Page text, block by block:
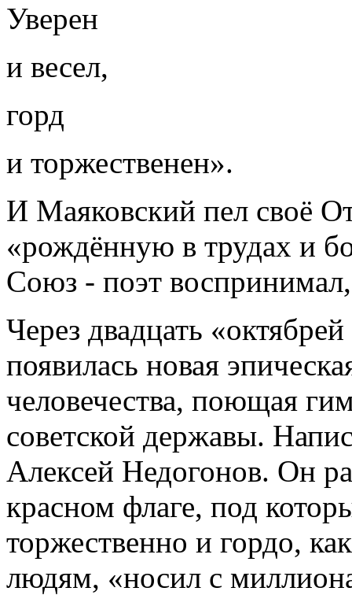
Уверен
и весел,
горд
и торжественен».
И Маяковский пел своё
«рождённую в трудах и
Союз - поэт воспринимал,
Через двадцать
появилась новая
человечества, поющая
советской державы.
Алексей Недогонов. Он
красном флаге, под
торжественно и гордо,
людям, «носил с